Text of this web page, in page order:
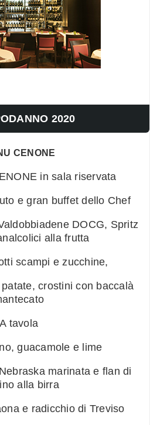
2020
CENONE
in sala riservata
e gran buffet dello Chef
DOCG, Spritz
alla frutta
scampi e zucchine,
crostini con baccalà
A tavola
guacamole e lime
marinata e flan di
alla birra
e radicchio di Treviso